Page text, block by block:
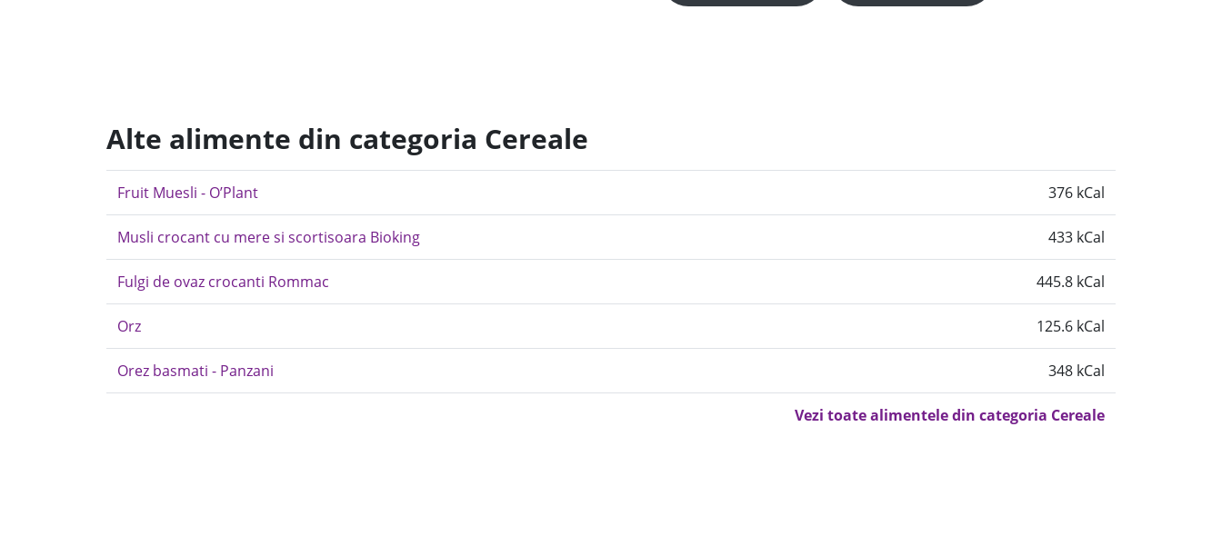
Alte alimente din categoria Cereale
Fruit Muesli - O’Plant 376 kCal
Musli crocant cu mere si scortisoara Bioking 433 kCal
Fulgi de ovaz crocanti Rommac 445.8 kCal
Orz 125.6 kCal
Orez basmati - Panzani 348 kCal
Vezi toate alimentele din categoria Cereale